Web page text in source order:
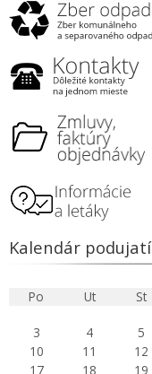
Kalendár podujatí
Po
Ut St
3
4 5
10
11 12
17
18 19